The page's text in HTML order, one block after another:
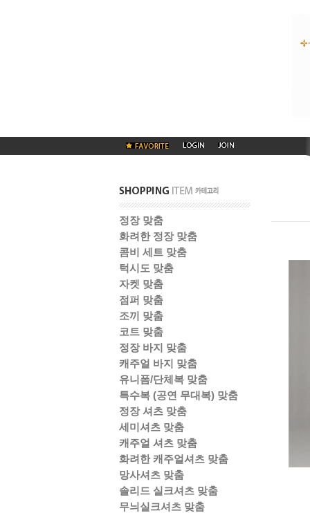
정장 맞춤
화려한 정장 맞춤
콤비 세트 맞춤
턱시도 맞춤
자켓 맞춤
점퍼 맞춤
조끼 맞춤
코트 맞춤
정장 바지 맞춤
캐주얼 바지 맞춤
유니폼/단체복 맞춤
특수복 (공연 무대복) 맞춤
정장 셔츠 맞춤
세미셔츠 맞춤
캐주얼 셔츠 맞춤
화려한 캐주얼셔츠 맞춤
망사셔츠 맞춤
솔리드 실크셔츠 맞춤
무늬실크셔츠 맞춤